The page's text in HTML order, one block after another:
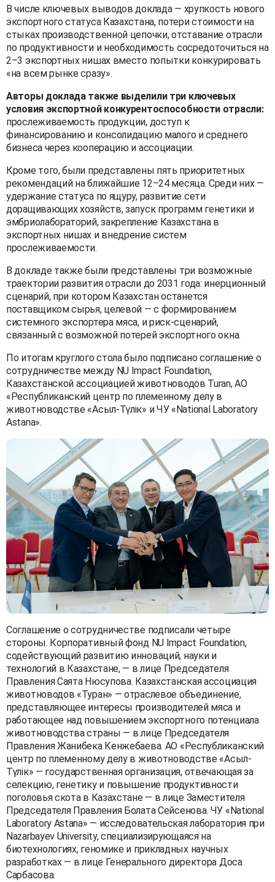
В числе ключевых выводов доклада — хрупкость нового
экспортного статуса Казахстана, потери стоимости на
стыках производственной цепочки, отставание отрасли
по продуктивности и необходимость сосредоточиться на
2–3 экспортных нишах вместо попытки конкурировать
«на всем рынке сразу».
Авторы доклада также выделили три ключевых
условия экспортной конкурентоспособности отрасли:
прослеживаемость продукции, доступ к
финансированию и консолидацию малого и среднего
бизнеса через кооперацию и ассоциации.
Кроме того, были представлены пять приоритетных
рекомендаций на ближайшие 12–24 месяца. Среди них —
удержание статуса по ящуру, развитие сети
доращивающих хозяйств, запуск программ генетики и
эмбриолабораторий, закрепление Казахстана в
экспортных нишах и внедрение систем
прослеживаемости.
В докладе также были представлены три возможные
траектории развития отрасли до 2031 года: инерционный
сценарий, при котором Казахстан останется
поставщиком сырья, целевой — с формированием
системного экспортера мяса, и риск-сценарий,
связанный с возможной потерей экспортного окна.
По итогам круглого стола было подписано соглашение о
сотрудничестве между NU Impact Foundation,
Казахстанской ассоциацией животноводов Turan, АО
«Республиканский центр по племенному делу в
животноводстве «Асыл-Түлік» и ЧУ «National Laboratory
Astana».
Соглашение о сотрудничестве подписали четыре
стороны. Корпоративный фонд NU Impact Foundation,
содействующий развитию инноваций, науки и
технологий в Казахстане, — в лице Председателя
Правления Саята Нюсупова. Казахстанская ассоциация
животноводов «Туран» — отраслевое объединение,
представляющее интересы производителей мяса и
работающее над повышением экспортного потенциала
животноводства страны — в лице Председателя
Правления Жанибека Кенжебаева. АО «Республиканский
центр по племенному делу в животноводстве «Асыл-
Түлік» — государственная организация, отвечающая за
селекцию, генетику и повышение продуктивности
поголовья скота в Казахстане — в лице Заместителя
Председателя Правления Болата Сейсенова. ЧУ «National
Laboratory Astana» — исследовательская лаборатория при
Nazarbayev University, специализирующаяся на
биотехнологиях, геномике и прикладных научных
разработках — в лице Генерального директора Доса
Сарбасова.